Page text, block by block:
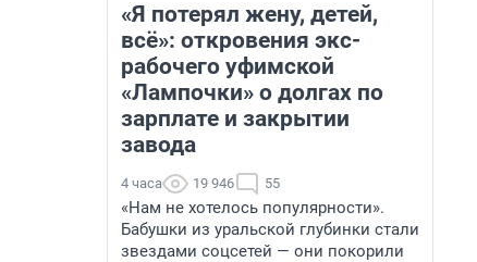
«Я потерял жену, детей,
всё»: откровения экс-
рабочего уфимской
«Лампочки» о долгах по
зарплате и закрытии
завода
4 часа 19 946 55
«Нам не хотелось популярности».
Бабушки из уральской глубинки стали
звездами соцсетей — они покорили